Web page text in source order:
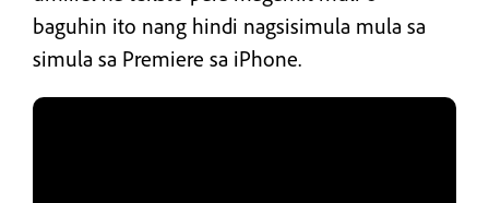
baguhin ito nang hindi nagsisimula mula sa
simula sa Premiere sa iPhone.